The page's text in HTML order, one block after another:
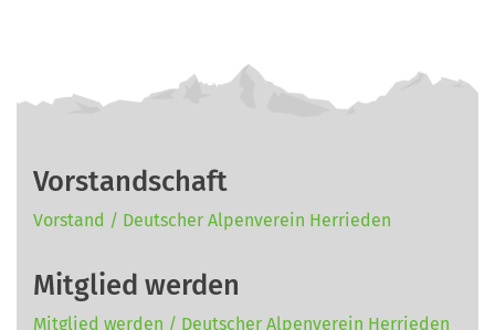
Vorstandschaft
Vorstand / Deutscher Alpenverein Herrieden
Mitglied werden
Mitglied werden / Deutscher Alpenverein Herrieden